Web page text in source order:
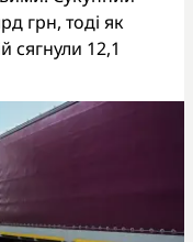
грн, тоді як
сягнули 12,1